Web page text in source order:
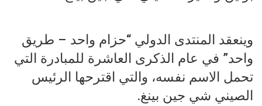
وينعقد المنتدى الدولي “حزام واحد – طريق
واحد” في عام الذكرى العاشرة للمبادرة التي
تحمل الاسم نفسه، والتي اقترحها الرئيس
الصيني شي جين بينغ.